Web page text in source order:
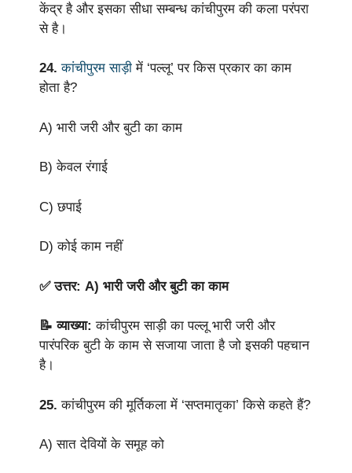
केंद्र है और इसका सीधा सम्बन्ध कांचीपुरम की कला परंपरा
से है।
24.कांचीपुरम साड़ी में ‘पल्लू’ पर किस प्रकार का काम
होता है?
A) भारी जरी और बुटी का काम
B) केवल रंगाई
C) छपाई
D) कोई काम नहीं
✅ उत्तर: A) भारी जरी और बुटी का काम
📝 व्याख्या:कांचीपुरम साड़ी का पल्लू भारी जरी और
पारंपरिक बुटी के काम से सजाया जाता है जो इसकी पहचान
है।
25.कांचीपुरम की मूर्तिकला में ‘सप्तमातृका’ किसे कहते हैं?
A) सात देवियों के समूह को